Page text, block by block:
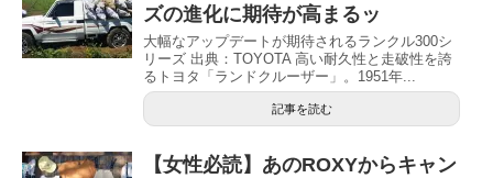
ズの進化に期待が高まるッ
大幅なアップデートが期待されるランクル300シ
リーズ 出典：TOYOTA 高い耐久性と走破性を誇
るトヨタ「ランドクルーザー」。1951年...
記事を読む
【女性必読】あのROXYからキャン